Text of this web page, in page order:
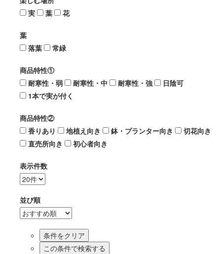
実
葉 花
葉
落葉
常緑
商品特性①
耐寒性・弱
耐寒性・中 耐寒性・強
日陰可
1本で実が付く
商品特性②
香りあり
地植え向き 鉢・プランター向き
切花向き
直売所向き
初心者向き
表示件数
並び順
この条件で検索する